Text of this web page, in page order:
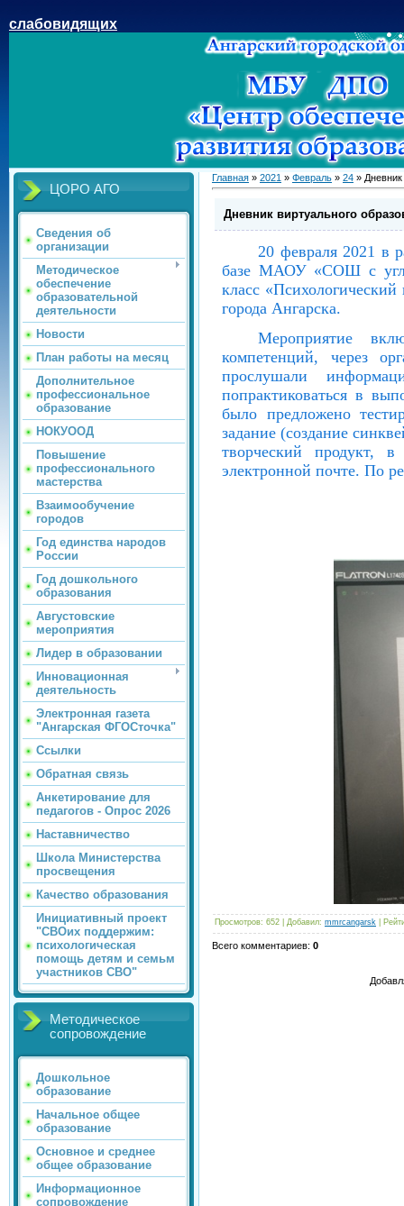
слабовидящих
ЦОРО АГО
Сведения об
организации
Методическое
обеспечение
образовательной
деятельности
Новости
План работы на месяц
Дополнительное
профессиональное
образование
НОКУООД
Повышение
профессионального
мастерства
Взаимообучение
городов
Год единства народов
России
Год дошкольного
образования
Августовские
мероприятия
Лидер в образовании
Инновационная
деятельность
Электронная газета
"Ангарская ФГОСточка"
Ссылки
Обратная связь
Анкетирование для
педагогов - Опрос 2026
Наставничество
Школа Министерства
просвещения
Качество образования
Инициативный проект
"СВОих поддержим:
психологическая
помощь детям и семьм
участников СВО"
Методическое
сопровождение
Дошкольное
образование
Начальное общее
образование
Основное и среднее
общее образование
Информационное
сопровождение
Главная » 2021 » Февраль » 24 »
Дневник виртуального
20 февраля 2021 в
базе МАОУ «СОШ с
класс
города Ангарска.
Мероприятие
компетенций, через
прослушали
попрактиковаться в
было предложено
задание (создание
творческий продукт,
электронной почте. По
Просмотров: 652 | Добавил: mmrcangarsk
Всего комментариев: 0